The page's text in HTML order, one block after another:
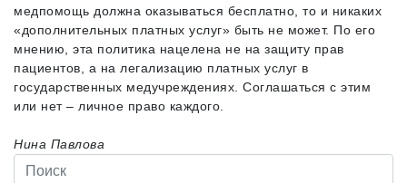
медпомощь должна оказываться бесплатно, то и никаких
«дополнительных платных услуг» быть не может. По его
мнению, эта политика нацелена не на защиту прав
пациентов, а на легализацию платных услуг в
государственных медучреждениях. Соглашаться с этим
или нет – личное право каждого.
Нина Павлова